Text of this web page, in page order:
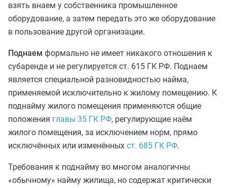
взять внаем у собственника промышленное
оборудование, а затем передать это же оборудование
в пользование другой организации.
Поднаем формально не имеет никакого отношения к
субаренде и не регулируется ст. 615 ГК РФ. Поднаем
является специальной разновидностью найма,
применяемой исключительно к жилому помещению. К
поднайму жилого помещения применяются общие
положения главы 35 ГК РФ, регулирующие наём
жилого помещения, за исключением норм, прямо
исключённых или изменённых ст. 685 ГК РФ.
Требования к поднайму во многом аналогичны
«обычному» найму жилища, но содержат критически